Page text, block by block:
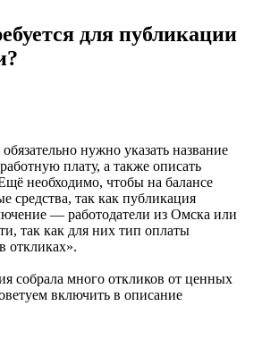
для публикации
нужно указать название
плату, а также описать
необходимо, чтобы на балансе
средства, так как публикация
— работодатели из Омска или
так как для них тип оплаты
откликах».
собрала много откликов от ценных
включить в описание